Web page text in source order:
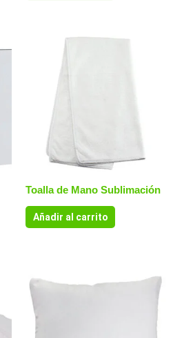
Toalla de Mano Sublimación
Añadir al carrito